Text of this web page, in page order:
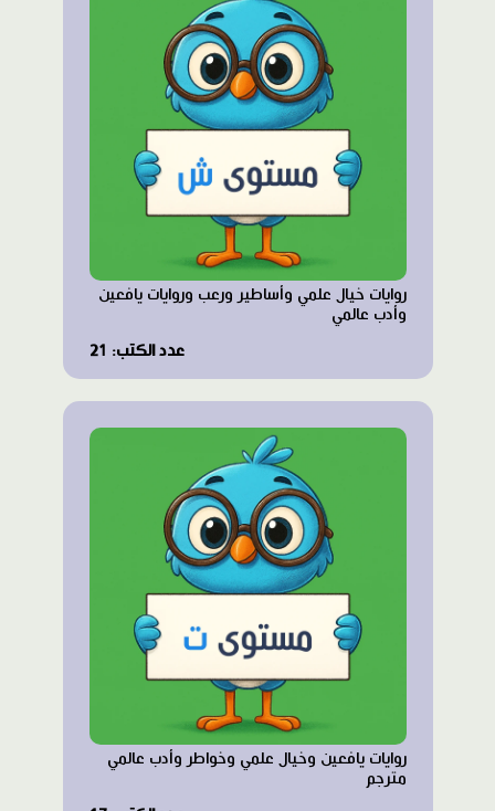
روايات خيال علمي وأساطير ورعب وروايات يافعين
وأدب عالمي
عدد الكتب: 21
روايات يافعين وخيال علمي وخواطر وأدب عالمي
مترجم